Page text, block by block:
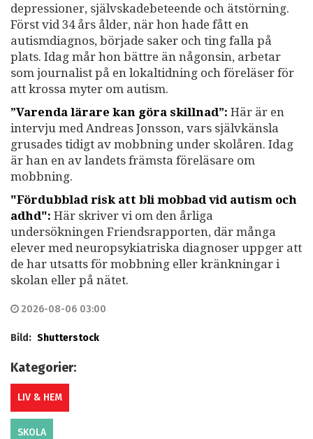
depressioner, självskadebeteende och ätstörning.
Först vid 34 års ålder, när hon hade fått en
autismdiagnos, började saker och ting falla på
plats. Idag mår hon bättre än någonsin, arbetar
som journalist på en lokaltidning och föreläser för
att krossa myter om autism.
”Varenda lärare kan göra skillnad”: Här är en
intervju med Andreas Jonsson, vars självkänsla
grusades tidigt av mobbning under skolåren. Idag
är han en av landets främsta föreläsare om
mobbning.
"Fördubblad risk att bli mobbad vid autism och
adhd": Här skriver vi om den årliga
undersökningen Friendsrapporten, där många
elever med neuropsykiatriska diagnoser uppger att
de har utsatts för mobbning eller kränkningar i
skolan eller på nätet.
2026-08-06 03:00
Bild: Shutterstock
Kategorier:
LIV & HEM
SKOLA